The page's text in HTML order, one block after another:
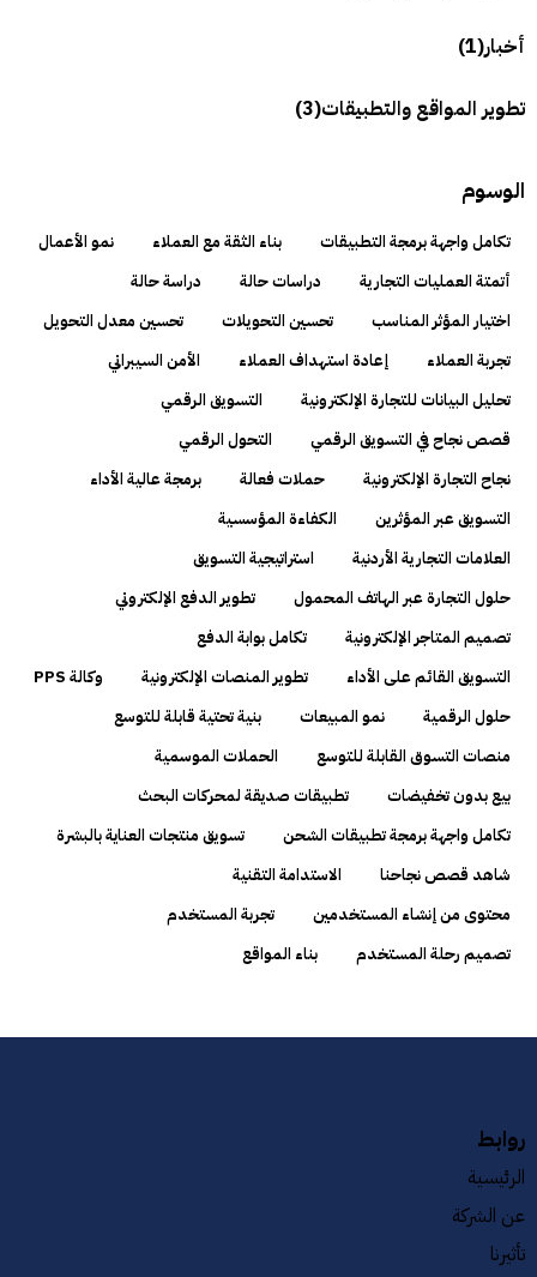
أخبار(1)
تطوير المواقع والتطبيقات(3)
الوسوم
تكامل واجهة برمجة التطبيقات بناء الثقة مع العملاء
نمو الأعمال
أتمتة العمليات التجارية
دراسات حالة
دراسة حالة
اختيار المؤثر المناسب
تحسين التحويلات
تحسين معدل التحويل
تجربة العملاء
إعادة استهداف العملاء
الأمن السيبراني
تحليل البيانات للتجارة الإلكترونية
التسويق الرقمي
قصص نجاح في التسويق الرقمي
التحول الرقمي
نجاح التجارة الإلكترونية
حملات فعالة
برمجة عالية الأداء
التسويق عبر المؤثرين
الكفاءة المؤسسية
العلامات التجارية الأردنية
استراتيجية التسويق
حلول التجارة عبر الهاتف المحمول
تطوير الدفع الإلكتروني
تصميم المتاجر الإلكترونية
تكامل بوابة الدفع
التسويق القائم على الأداء
تطوير المنصات الإلكترونية
وكالة PPS
حلول الرقمية
نمو المبيعات
بنية تحتية قابلة للتوسع
منصات التسوق القابلة للتوسع
الحملات الموسمية
بيع بدون تخفيضات
تطبيقات صديقة لمحركات البحث
تكامل واجهة برمجة تطبيقات الشحن
تسويق منتجات العناية بالبشرة
شاهد قصص نجاحنا
الاستدامة التقنية
محتوى من إنشاء المستخدمين
تجربة المستخدم
تصميم رحلة المستخدم
بناء المواقع
روابط
الرئيسية
عن الشركة
تأثيرنا